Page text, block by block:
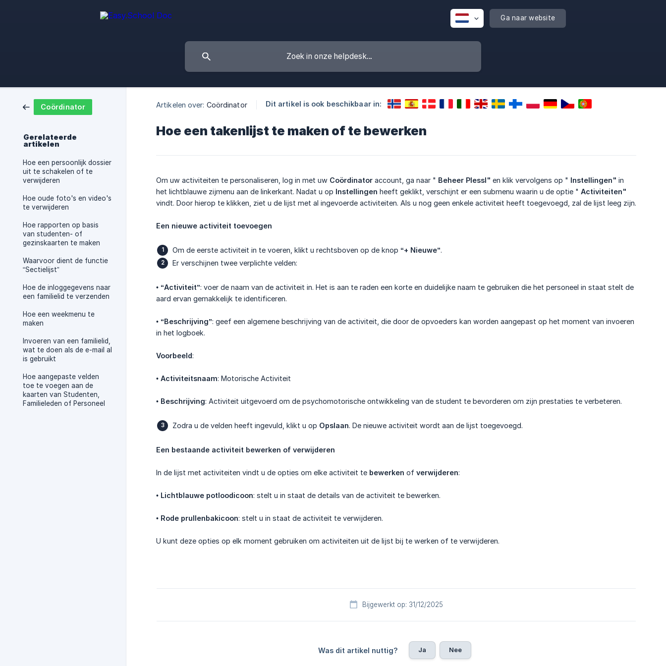
Ga naar website
Coördinator
Gerelateerde
artikelen
Hoe een persoonlijk dossier
uit te schakelen of te
verwijderen
Hoe oude foto's en video's
te verwijderen
Hoe rapporten op basis
van studenten- of
gezinskaarten te maken
Waarvoor dient de functie
“Sectielijst”
Hoe de inloggegevens naar
een familielid te verzenden
Hoe een weekmenu te
maken
Invoeren van een familielid,
wat te doen als de e-mail al
is gebruikt
Hoe aangepaste velden
toe te voegen aan de
kaarten van Studenten,
Familieleden of Personeel
Artikelen over: Coördinator Dit artikel is ook beschikbaar in:
Hoe een takenlijst te maken of te bewerken
Om uw activiteiten te personaliseren, log in met uw Coördinator account, ga naar " Beheer PlessI" en klik vervolgens op " Instellingen" in
het lichtblauwe zijmenu aan de linkerkant. Nadat u op Instellingen heeft geklikt, verschijnt er een submenu waarin u de optie " Activiteiten"
vindt. Door hierop te klikken, ziet u de lijst met al ingevoerde activiteiten. Als u nog geen enkele activiteit heeft toegevoegd, zal de lijst leeg zijn.
Een nieuwe activiteit toevoegen
Om de eerste activiteit in te voeren, klikt u rechtsboven op de knop “+ Nieuwe”.
Er verschijnen twee verplichte velden:
• “Activiteit”: voer de naam van de activiteit in. Het is aan te raden een korte en duidelijke naam te gebruiken die het personeel in staat stelt de
aard ervan gemakkelijk te identificeren.
• “Beschrijving”: geef een algemene beschrijving van de activiteit, die door de opvoeders kan worden aangepast op het moment van invoeren
in het logboek.
Voorbeeld:
• Activiteitsnaam: Motorische Activiteit
• Beschrijving: Activiteit uitgevoerd om de psychomotorische ontwikkeling van de student te bevorderen om zijn prestaties te verbeteren.
Zodra u de velden heeft ingevuld, klikt u op Opslaan. De nieuwe activiteit wordt aan de lijst toegevoegd.
Een bestaande activiteit bewerken of verwijderen
In de lijst met activiteiten vindt u de opties om elke activiteit te bewerken of verwijderen:
• Lichtblauwe potloodicoon: stelt u in staat de details van de activiteit te bewerken.
• Rode prullenbakicoon: stelt u in staat de activiteit te verwijderen.
U kunt deze opties op elk moment gebruiken om activiteiten uit de lijst bij te werken of te verwijderen.
Bijgewerkt op: 31/12/2025
Was dit artikel nuttig? Ja Nee